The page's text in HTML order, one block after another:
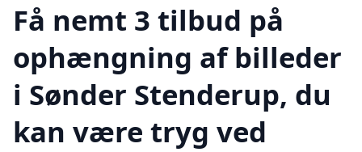
Få nemt 3 tilbud på
ophængning af billeder
i Sønder Stenderup, du
kan være tryg ved